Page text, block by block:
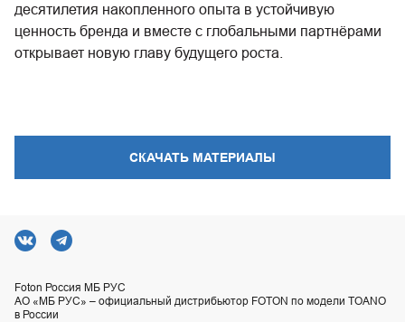
десятилетия накопленного опыта в устойчивую
ценность бренда и вместе с глобальными партнёрами
открывает новую главу будущего роста.
СКАЧАТЬ МАТЕРИАЛЫ
Foton Россия МБ РУС
АО «МБ РУС» – официальный дистрибьютор FOTON по модели TOANO
в России